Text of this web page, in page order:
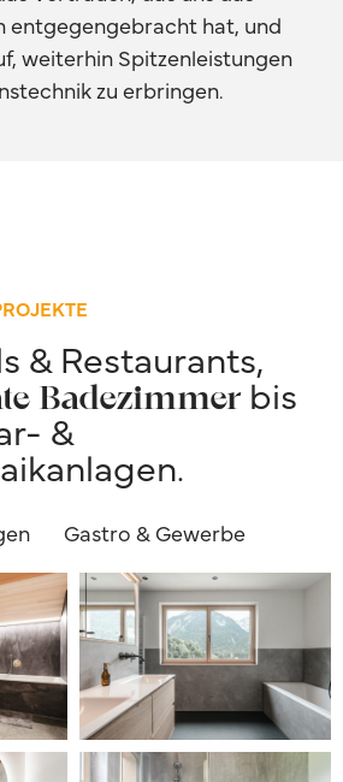
entgegengebracht hat, und
weiterhin Spitzenleistungen
zu erbringen.
& Restaurants,
Badezimmerbis
&
Gastro & Gewerbe